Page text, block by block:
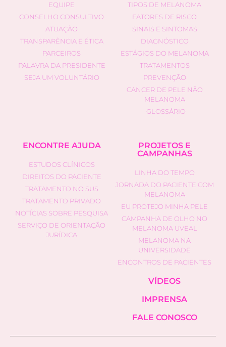
EQUIPE
CONSELHO CONSULTIVO
ATUAÇÃO
TRANSPARÊNCIA E ÉTICA
PARCEIROS
PALAVRA DA PRESIDENTE
SEJA UM VOLUNTÁRIO
TIPOS DE MELANOMA
FATORES DE RISCO
SINAIS E SINTOMAS
DIAGNÓSTICO
ESTÁGIOS DO MELANOMA
TRATAMENTOS
PREVENÇÃO
CANCER DE PELE NÃO
MELANOMA
GLOSSÁRIO
ENCONTRE AJUDA
ESTUDOS CLÍNICOS
DIREITOS DO PACIENTE
TRATAMENTO NO SUS
TRATAMENTO PRIVADO
NOTÍCIAS SOBRE PESQUISA
SERVIÇO DE ORIENTAÇÃO
JURÍDICA
PROJETOS E
CAMPANHAS
LINHA DO TEMPO
JORNADA DO PACIENTE COM
MELANOMA
EU PROTEJO MINHA PELE
CAMPANHA DE OLHO NO
MELANOMA UVEAL
MELANOMA NA
UNIVERSIDADE
ENCONTROS DE PACIENTES
VÍDEOS
IMPRENSA
FALE CONOSCO